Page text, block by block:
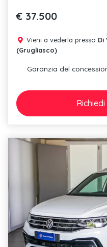
€ 37.500
Vieni a vederla presso Di
(Grugliasco)
Garanzia del
Richiedi